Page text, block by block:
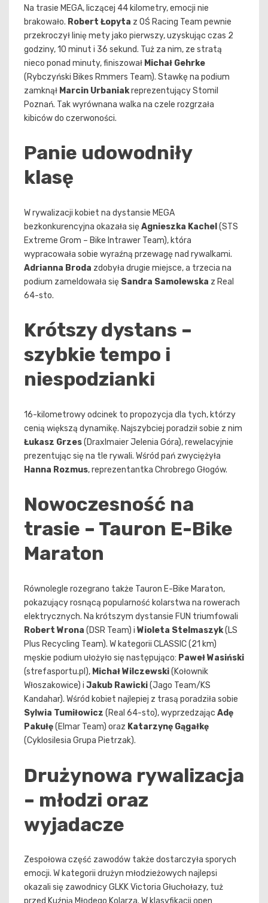
Na trasie MEGA, liczącej 44 kilometry, emocji nie
brakowało. Robert Łopyta z OŚ Racing Team pewnie
przekroczył linię mety jako pierwszy, uzyskując czas 2
godziny, 10 minut i 36 sekund. Tuż za nim, ze stratą
nieco ponad minuty, finiszował Michał Gehrke
(Rybczyński Bikes Rmmers Team). Stawkę na podium
zamknął Marcin Urbaniakreprezentujący Stomil
Poznań. Tak wyrównana walka na czele rozgrzała
kibiców do czerwoności.
Panie udowodniły
klasę
W rywalizacji kobiet na dystansie MEGA
bezkonkurencyjna okazała sięAgnieszka Kachel (STS
Extreme Grom – Bike Intrawer Team), która
wypracowała sobie wyraźną przewagę nad rywalkami.
Adrianna Broda zdobyła drugie miejsce, a trzecia na
podium zameldowała się Sandra Samolewska z Real
64-sto.
Krótszy dystans –
szybkie tempo i
niespodzianki
16-kilometrowy odcinek to propozycja dla tych, którzy
cenią większą dynamikę. Najszybciej poradził sobie z nim
Łukasz Grzes(Draxlmaier Jelenia Góra), rewelacyjnie
prezentując się na tle rywali. Wśród pań zwyciężyła
Hanna Rozmus, reprezentantka Chrobrego Głogów.
Nowoczesność na
trasie – Tauron E-Bike
Maraton
Równolegle rozegrano także Tauron E-Bike Maraton,
pokazujący rosnącą popularność kolarstwa na rowerach
elektrycznych. Na krótszym dystansie FUN triumfowali
Robert Wrona (DSR Team) i Wioleta Stelmaszyk(LS
Plus Recycling Team). W kategorii CLASSIC (21 km)
męskie podium ułożyło się następująco: Paweł Wasiński
(strefasportu.pl), Michał Wilczewski(Kołownik
Włoszakowice) i Jakub Rawicki(Jago Team/KS
Kandahar). Wśród kobiet najlepiej z trasą poradziła sobie
Sylwia Tumiłowicz (Real 64-sto), wyprzedzając Adę
Pakułę(Elmar Team) oraz Katarzynę Gągałkę
(Cyklosilesia Grupa Pietrzak).
Drużynowa rywalizacja
– młodzi oraz
wyjadacze
Zespołowa część zawodów także dostarczyła sporych
emocji. W kategorii drużyn młodzieżowych najlepsi
okazali się zawodnicy GLKK Victoria Głuchołazy, tuż
przed Kuźnią Młodego Kolarza. W klasyfikacji open